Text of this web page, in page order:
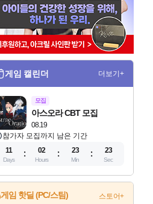
게임 캘린더 더보기+
모집
08.19
아스오라 CBT 모집
참가자 모집까지 남은 기간
11
Days
02
Hours
23
Min
22
Sec
게임 핫딜 (PC/스팀) 스토어+